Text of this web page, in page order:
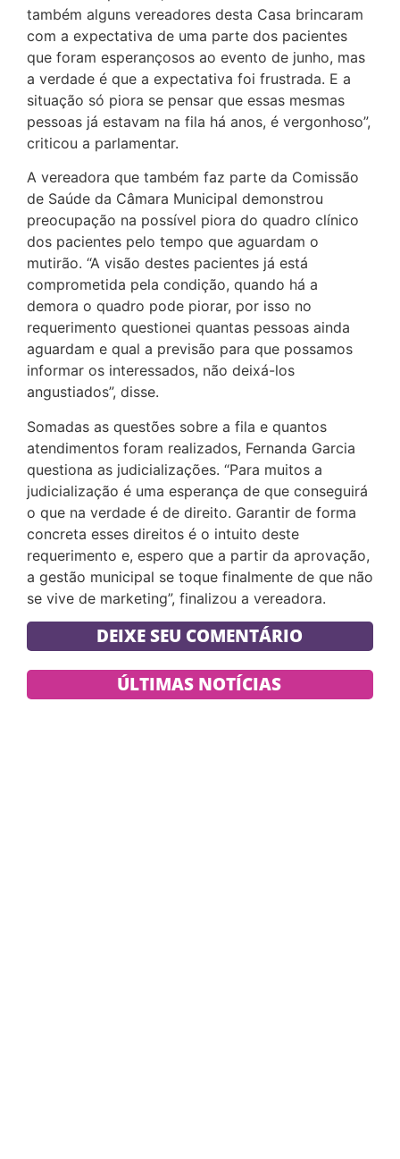
também alguns vereadores desta Casa brincaram
com a expectativa de uma parte dos pacientes
que foram esperançosos ao evento de junho, mas
a verdade é que a expectativa foi frustrada. E a
situação só piora se pensar que essas mesmas
pessoas já estavam na fila há anos, é vergonhoso”,
criticou a parlamentar.
A vereadora que também faz parte da Comissão
de Saúde da Câmara Municipal demonstrou
preocupação na possível piora do quadro clínico
dos pacientes pelo tempo que aguardam o
mutirão. “A visão destes pacientes já está
comprometida pela condição, quando há a
demora o quadro pode piorar, por isso no
requerimento questionei quantas pessoas ainda
aguardam e qual a previsão para que possamos
informar os interessados, não deixá-los
angustiados”, disse.
Somadas as questões sobre a fila e quantos
atendimentos foram realizados, Fernanda Garcia
questiona as judicializações. “Para muitos a
judicialização é uma esperança de que conseguirá
o que na verdade é de direito. Garantir de forma
concreta esses direitos é o intuito deste
requerimento e, espero que a partir da aprovação,
a gestão municipal se toque finalmente de que não
se vive de marketing”, finalizou a vereadora.
DEIXE SEU COMENTÁRIO
ÚLTIMAS NOTÍCIAS